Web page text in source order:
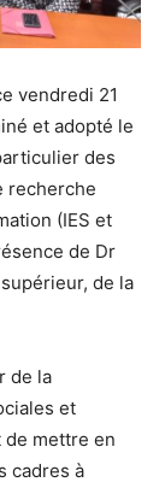
vendredi 21
et adopté le
des
recherche
(IES et
de Dr
de la
de la
et
de mettre en
cadres à